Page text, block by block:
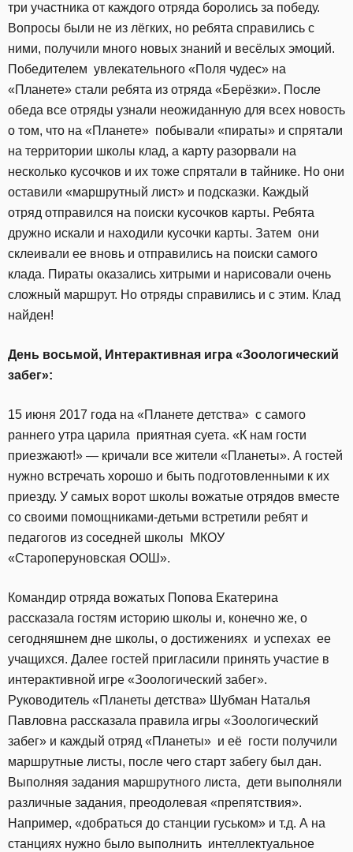
три участника от каждого отряда боролись за победу.
Вопросы были не из лёгких, но ребята справились с
ними, получили много новых знаний и весёлых эмоций.
Победителем увлекательного «Поля чудес» на
«Планете» стали ребята из отряда «Берёзки». После
обеда все отряды узнали неожиданную для всех новость
о том, что на «Планете» побывали «пираты» и спрятали
на территории школы клад, а карту разорвали на
несколько кусочков и их тоже спрятали в тайнике. Но они
оставили «маршрутный лист» и подсказки. Каждый
отряд отправился на поиски кусочков карты. Ребята
дружно искали и находили кусочки карты. Затем они
склеивали ее вновь и отправились на поиски самого
клада. Пираты оказались хитрыми и нарисовали очень
сложный маршрут. Но отряды справились и с этим. Клад
найден!
День восьмой, Интерактивная игра «Зоологический
забег»:
15 июня 2017 года на «Планете детства» с самого
раннего утра царила приятная суета. «К нам гости
приезжают!» — кричали все жители «Планеты». А гостей
нужно встречать хорошо и быть подготовленными к их
приезду. У самых ворот школы вожатые отрядов вместе
со своими помощниками-детьми встретили ребят и
педагогов из соседней школы МКОУ
«Староперуновская ООШ».
Командир отряда вожатых Попова Екатерина
рассказала гостям историю школы и, конечно же, о
сегодняшнем дне школы, о достижениях и успехах ее
учащихся. Далее гостей пригласили принять участие в
интерактивной игре «Зоологический забег».
Руководитель «Планеты детства» Шубман Наталья
Павловна рассказала правила игры «Зоологический
забег» и каждый отряд «Планеты» и её гости получили
маршрутные листы, после чего старт забегу был дан.
Выполняя задания маршрутного листа, дети выполняли
различные задания, преодолевая «препятствия».
Например, «добраться до станции гуськом» и т.д. А на
станциях нужно было выполнить интеллектуальное